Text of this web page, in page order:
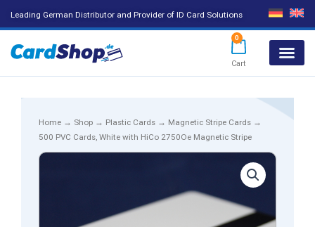
Leading German Distributor and Provider of ID Card Solutions
0
Cart
Home → Shop → Plastic Cards → Magnetic Stripe Cards →
500 PVC Cards, White with HiCo 2750Oe Magnetic Stripe